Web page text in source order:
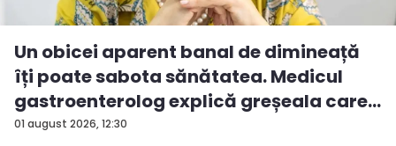
01 august 2026, 12:30
Un obicei aparent banal de dimineață
îți poate sabota sănătatea. Medicul
gastroenterolog explică greșeala care
...